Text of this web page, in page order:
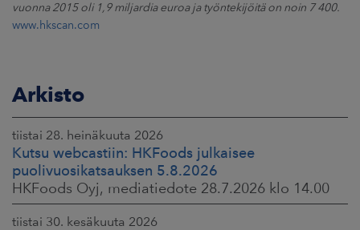
vuonna 2015 oli 1,9 miljardia euroa ja työntekijöitä on noin 7 400.
www.hkscan.com
Arkisto
tiistai 28. heinäkuuta 2026
Kutsu webcastiin: HKFoods julkaisee
puolivuosikatsauksen 5.8.2026
HKFoods Oyj, mediatiedote 28.7.2026 klo 14.00
tiistai 30. kesäkuuta 2026